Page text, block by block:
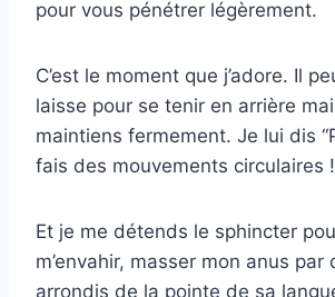
pour vous pénétrer légèrement.
C’est le moment que j’adore. Il
laisse pour se tenir en arrière
maintiens fermement. Je lui dis
fais des mouvements circulaires
Et je me détends le sphincter
m’envahir, masser mon anus par
arrondis de la pointe de sa